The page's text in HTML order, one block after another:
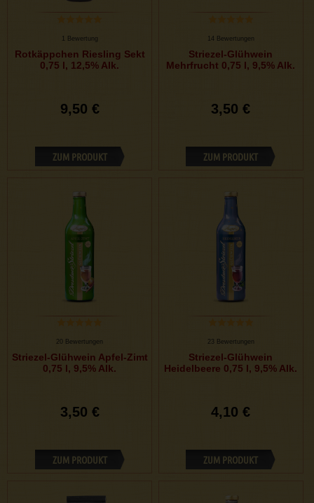
1 Bewertung
Rotkäppchen Riesling Sekt
0,75 l, 12,5% Alk.
9,50 €
ZUM PRODUKT
14 Bewertungen
Striezel-Glühwein
Mehrfrucht 0,75 l, 9,5% Alk.
3,50 €
ZUM PRODUKT
20 Bewertungen
Striezel-Glühwein Apfel-Zimt
0,75 l, 9,5% Alk.
3,50 €
ZUM PRODUKT
23 Bewertungen
Striezel-Glühwein
Heidelbeere 0,75 l, 9,5% Alk.
4,10 €
ZUM PRODUKT